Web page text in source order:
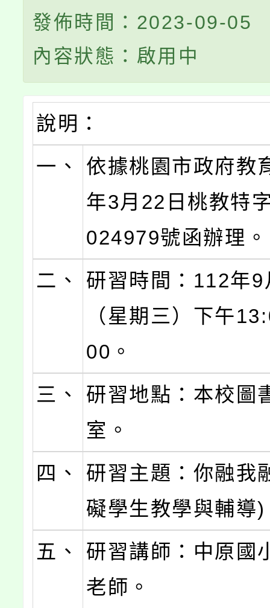
發佈時間：2023-09-05
內容狀態：啟用中
說明：
一、
依據桃園市政府教
年3月22日桃教特
024979號函辦理。
二、
研習時間：112年
（星期三）下午
00。
三、
研習地點：本校圖
室。
四、
研習主題：你融我
礙學生教學與輔導
五、
研習講師：中原國
老師。